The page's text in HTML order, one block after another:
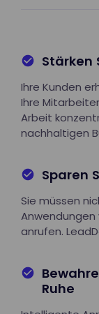
Stärken
Ihre Kunden
Ihre
Arbeit
nachhaltigen
Sparen
Sie müssen
Anwendungen
anrufen.
Ruhe